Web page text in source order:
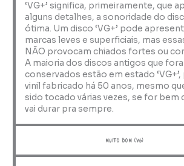
‘VG+’ significa, primeiramente, que
alguns detalhes, a sonoridade do
ótima. Um disco ‘VG+’ pode
marcas leves e superficiais, mas
NÃO provocam chiados fortes ou
A maioria dos discos antigos que
conservados estão em estado ‘VG+’,
vinil fabricado há 50 anos, mesmo
sido tocado várias vezes, se for bem
vai durar pra sempre.
muito bom (VG)